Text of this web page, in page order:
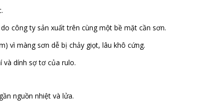
công ty sản xuất trên cùng một bề mặt cần sơn.
vì màng sơn dễ bị chảy giọt, lâu khô cứng.
và dính sợ tơ của rulo.
nguồn nhiệt và lửa.